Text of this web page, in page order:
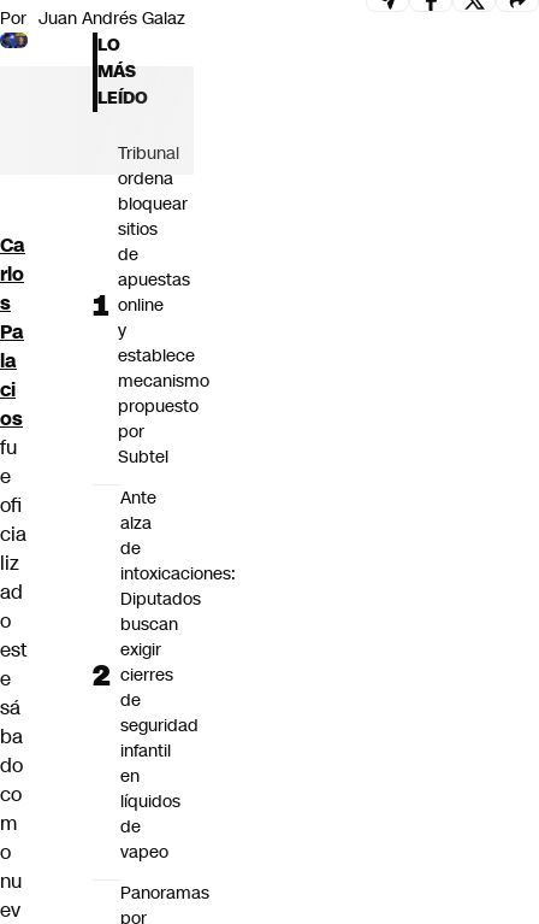
Por Juan Andrés Galaz
Ca
rlo
s
Pa
la
ci
os
fu
e
ofi
cia
liz
ad
o
est
e
sá
ba
do
co
m
o
nu
ev
LO
MÁS
LEÍDO
Tribunal
ordena
bloquear
sitios
de
apuestas
online
y
establece
mecanismo
propuesto
por
Subtel
Ante
alza
de
intoxicaciones:
Diputados
buscan
exigir
cierres
de
seguridad
infantil
en
líquidos
de
vapeo
Panoramas
por